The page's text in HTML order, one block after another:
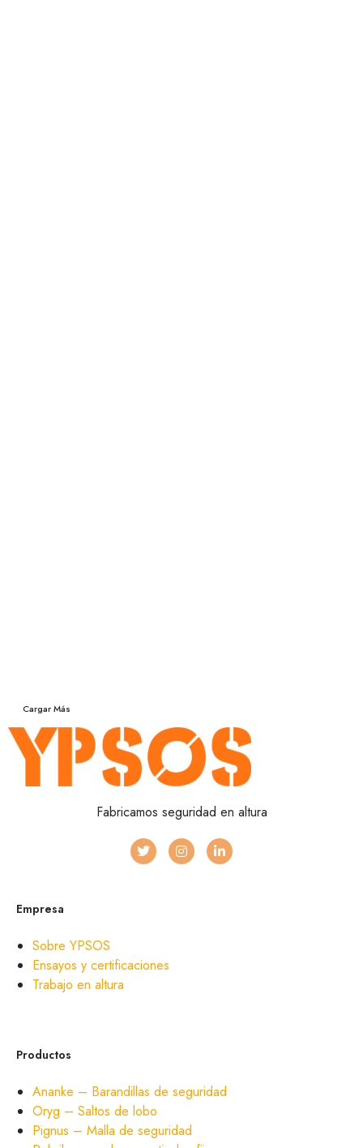
Cargar Más
Fabricamos seguridad en altura
Empresa
Sobre YPSOS
Ensayos y certificaciones
Trabajo en altura
Productos
Ananke – Barandillas de seguridad
Oryg – Saltos de lobo
Pignus – Malla de seguridad